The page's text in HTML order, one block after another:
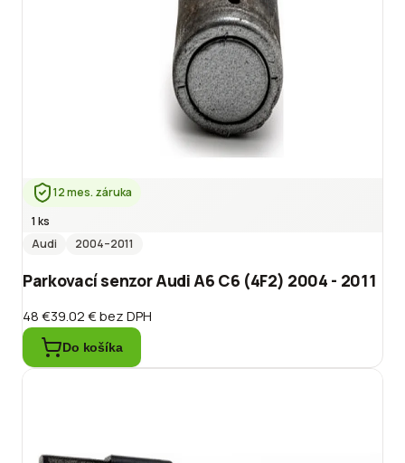
12 mes. záruka
1 ks
Audi
2004–2011
Parkovací senzor Audi A6 C6 (4F2) 2004 - 2011
48 €39.02 €bez DPH
Do košíka